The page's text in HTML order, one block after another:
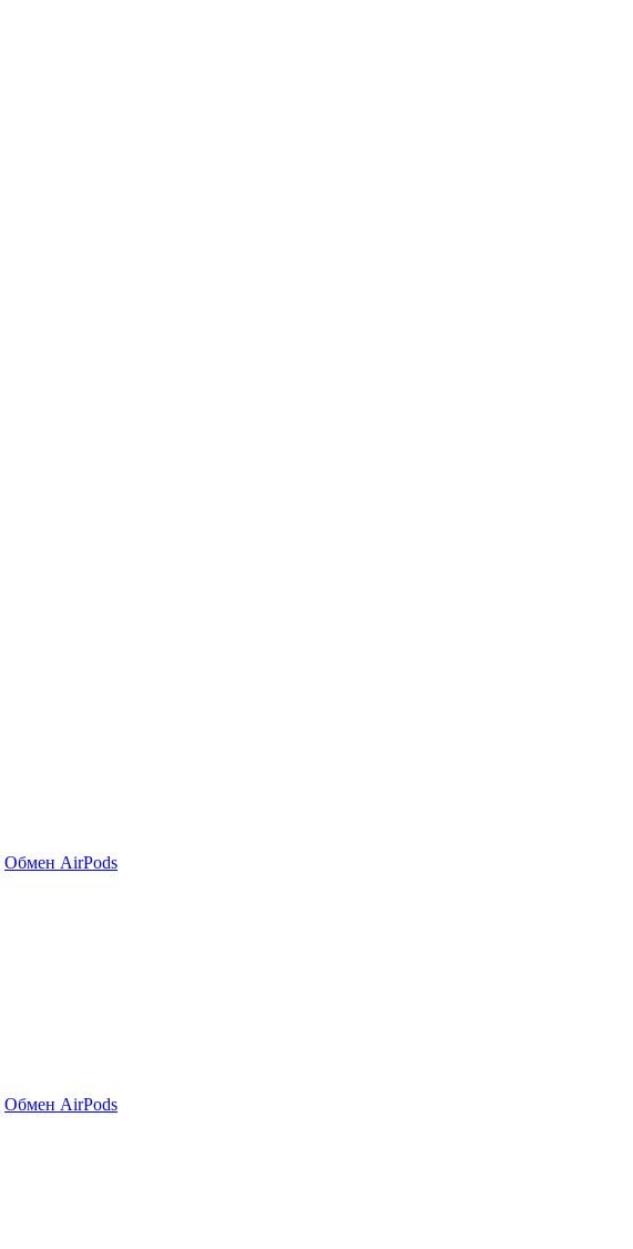
Обмен AirPods
Обмен AirPods